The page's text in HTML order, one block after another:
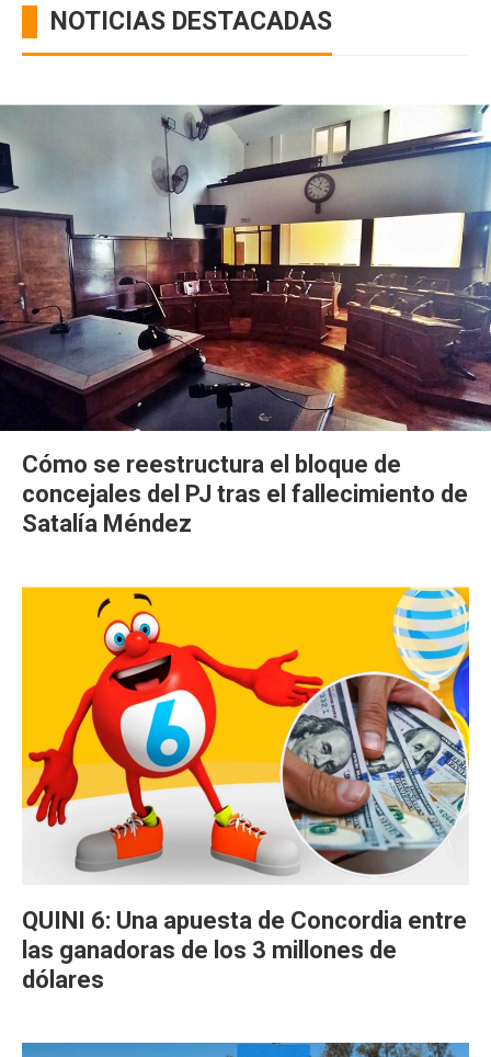
NOTICIAS DESTACADAS
Cómo se reestructura el bloque de
concejales del PJ tras el fallecimiento de
Satalía Méndez
QUINI 6: Una apuesta de Concordia entre
las ganadoras de los 3 millones de
dólares